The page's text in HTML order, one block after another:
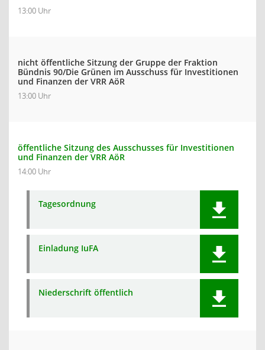
13:00 Uhr
nicht öffentliche Sitzung der Gruppe der Fraktion
Bündnis 90/Die Grünen im Ausschuss für Investitionen
und Finanzen der VRR AöR
13:00 Uhr
öffentliche Sitzung des Ausschusses für Investitionen
und Finanzen der VRR AöR
14:00 Uhr
Tagesordnung
Einladung IuFA
Niederschrift öffentlich